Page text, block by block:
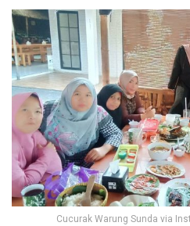
Cucurak Warung Sunda via